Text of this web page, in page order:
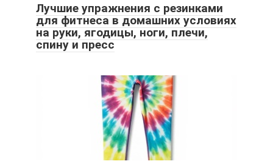
Лучшие упражнения с резинками
для фитнеса в домашних условиях
на руки, ягодицы, ноги, плечи,
спину и пресс